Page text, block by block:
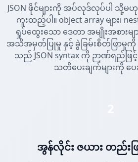
JSON ဖိုင်များကို အပ်လုဒ်လုပ်ပါ သို့မဟု
ကူးထည့်ပါ။ object array များ၊
ရှုပ်ထွေးသော ဒေတာ အမျိုးအစား
အသိအမှတ်ပြုမှု နှင့် ခွဲခြမ်းစိတ်ဖြာမှု
သည် JSON syntax ကို ဉာဏ်ရည်ဖြ
သတိပေးချက်များကို ပ
အွန်လိုင်း ဇယား တည်း